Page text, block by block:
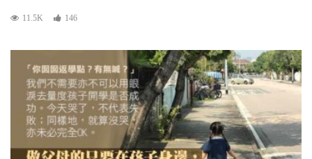
11.5K 146